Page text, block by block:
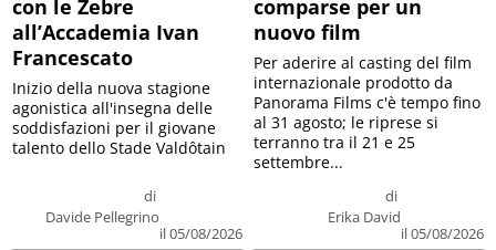
con le Zebre
all’Accademia Ivan
Francescato
di
Davide Pellegrino
il 05/08/2026
Inizio della nuova stagione
agonistica all'insegna delle
soddisfazioni per il giovane
talento dello Stade Valdôtain
comparse per un
nuovo film
di
Erika David
il 05/08/2026
Per aderire al casting del film
internazionale prodotto da
Panorama Films c'è tempo fino
al 31 agosto; le riprese si
terranno tra il 21 e 25
settembre...